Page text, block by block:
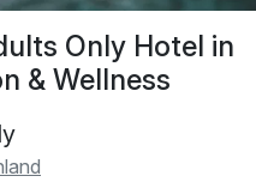
Only Hotel in
& Wellness